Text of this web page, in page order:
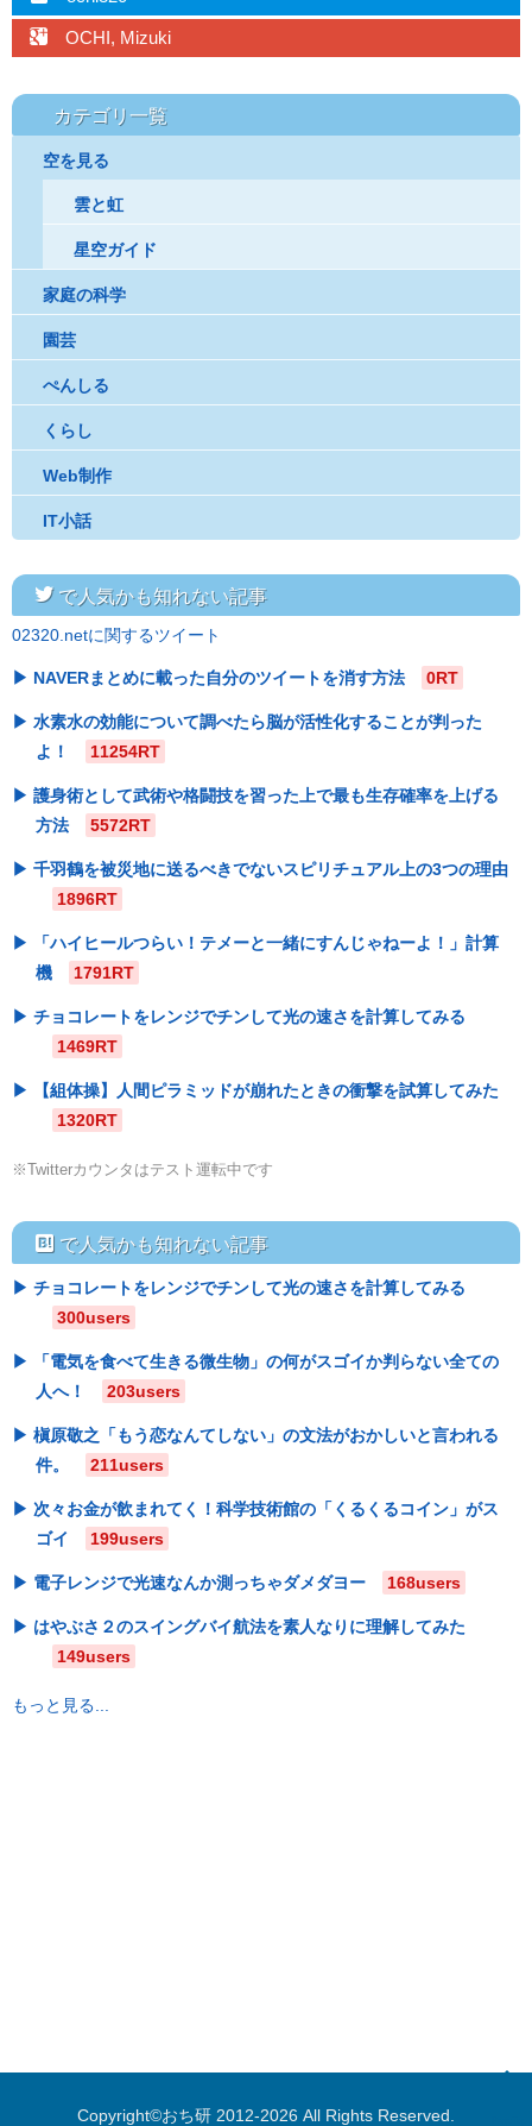
googleplus OCHI, Mizuki
カテゴリ一覧
空を見る
雲と虹
星空ガイド
家庭の科学
園芸
ぺんしる
くらし
Web制作
IT小話
twitterで人気かも知れない記事
02320.netに関するツイート
NAVERまとめに載った自分のツイートを消す方法 0RT
水素水の効能について調べたら脳が活性化することが判った
よ！
11254RT
護身術として武術や格闘技を習った上で最も生存確率を上げる
方法
5572RT
千羽鶴を被災地に送るべきでないスピリチュアル上の3つの理由
1896RT
「ハイヒールつらい！テメーと一緒にすんじゃねーよ！」計算
機
1791RT
チョコレートをレンジでチンして光の速さを計算してみる
1469RT
【組体操】人間ピラミッドが崩れたときの衝撃を試算してみた
1320RT
※Twitterカウンタはテスト運転中です
hatebu で人気かも知れない記事
チョコレートをレンジでチンして光の速さを計算してみる
300users
「電気を食べて生きる微生物」の何がスゴイか判らない全ての
人へ！
203users
槇原敬之「もう恋なんてしない」の文法がおかしいと言われる
件。
211users
次々お金が飲まれてく！科学技術館の「くるくるコイン」がス
ゴイ
199users
電子レンジで光速なんか測っちゃダメダヨー 168users
はやぶさ２のスイングバイ航法を素人なりに理解してみた
149users
もっと見る...
Copyright©おち研 2012-2026 All Rights Reserved.